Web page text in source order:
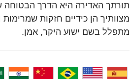
תורתך האדירה היא הדרך הבטוחה
מצוותיך הן כידיים חזקות
מתפלל בשם ישוע היקר, אמן.